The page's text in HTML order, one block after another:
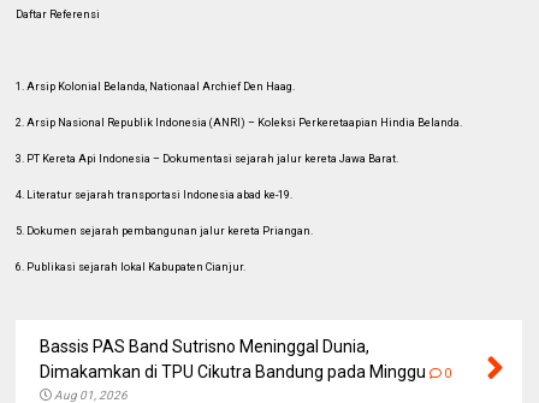
Daftar Referensi
1. Arsip Kolonial Belanda, Nationaal Archief Den Haag.
2. Arsip Nasional Republik Indonesia (ANRI) – Koleksi Perkeretaapian Hindia Belanda.
3. PT Kereta Api Indonesia – Dokumentasi sejarah jalur kereta Jawa Barat.
4. Literatur sejarah transportasi Indonesia abad ke-19.
5. Dokumen sejarah pembangunan jalur kereta Priangan.
6. Publikasi sejarah lokal Kabupaten Cianjur.
Bassis PAS Band Sutrisno Meninggal Dunia,
Dimakamkan di TPU Cikutra Bandung pada Minggu
0
Aug 01, 2026